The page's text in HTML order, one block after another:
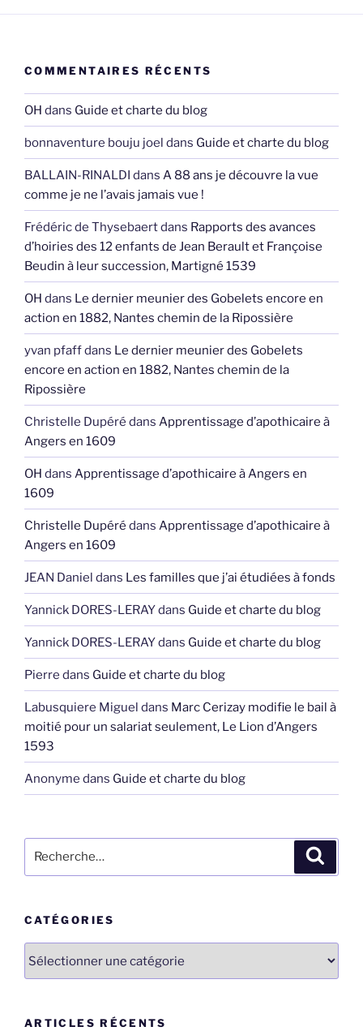
COMMENTAIRES RÉCENTS
OH dans Guide et charte du blog
bonnaventure bouju joel dans Guide et charte du blog
BALLAIN-RINALDI dans A 88 ans je découvre la vue
comme je ne l’avais jamais vue !
Frédéric de Thysebaertdans Rapports des avances
d’hoiries des 12 enfants de Jean Berault et Françoise
Beudin à leur succession, Martigné 1539
OH dans Le dernier meunier des Gobelets encore en
action en 1882, Nantes chemin de la Ripossière
yvan pfaffdans Le dernier meunier des Gobelets
encore en action en 1882, Nantes chemin de la
Ripossière
Christelle Dupéré dans Apprentissage d’apothicaire à
Angers en 1609
OH dans Apprentissage d’apothicaire à Angers en
1609
Christelle Dupéré dans Apprentissage d’apothicaire à
Angers en 1609
JEAN Daniel dans Les familles que j’ai étudiées à fonds
Yannick DORES-LERAYdans Guide et charte du blog
Yannick DORES-LERAYdans Guide et charte du blog
Pierre dans Guide et charte du blog
Labusquiere Miguel dans Marc Cerizay modifie le bail à
moitié pour un salariat seulement, Le Lion d’Angers
1593
Anonyme dans Guide et charte du blog
pour
CATÉGORIES
ARTICLES RÉCENTS